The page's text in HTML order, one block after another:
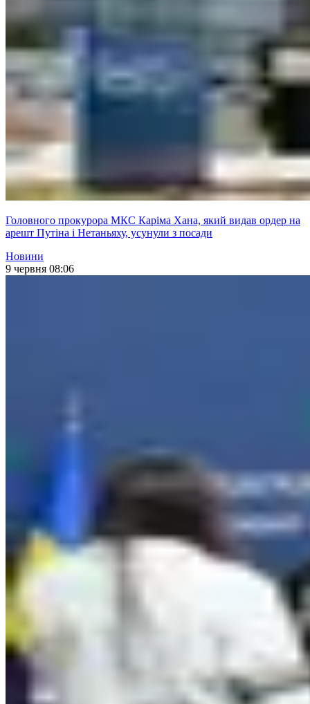
Головного прокурора МКС Каріма Хана, який видав ордер на
арешт Путіна і Нетаньяху, усунули з посади
Новини
9 червня 08:06